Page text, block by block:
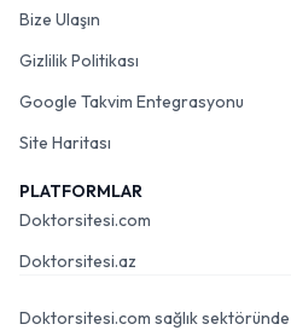
Bize Ulaşın
Gizlilik Politikası
Google Takvim Entegrasyonu
Site Haritası
PLATFORMLAR
Doktorsitesi.com
Doktorsitesi.az
Doktorsitesi.com sağlık